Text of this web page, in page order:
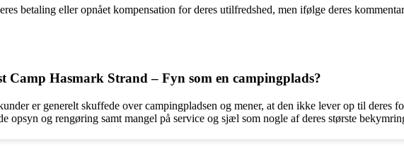
betaling eller opnået kompensation for deres utilfredshed, men ifølge deres
Hasmark Strand – Fyn som en campingplads?
er generelt skuffede over campingpladsen og mener, at den ikke lever op til
opsyn og rengøring samt mangel på service og sjæl som nogle af deres største